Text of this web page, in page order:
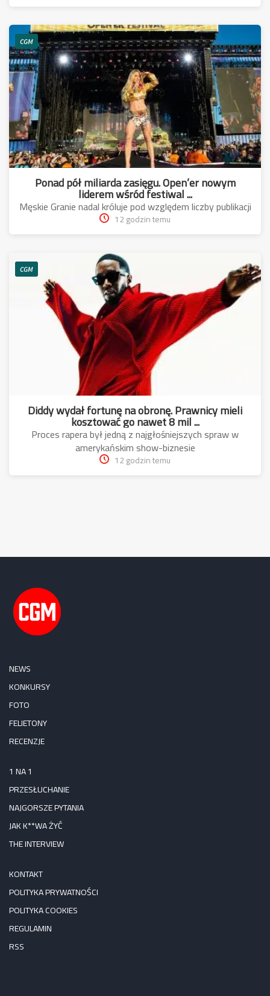
CGM
Ponad pół miliarda zasięgu. Open’er nowym
liderem wśród festiwal ...
Męskie Granie nadal króluje pod względem liczby publikacji
12 godzin temu
CGM
Diddy wydał fortunę na obronę. Prawnicy mieli
kosztować go nawet 8 mil ...
Proces rapera był jedną z najgłośniejszych spraw w
amerykańskim show-biznesie
12 godzin temu
NEWS
KONKURSY
FOTO
FELIETONY
RECENZJE
1 NA 1
PRZESŁUCHANIE
NAJGORSZE PYTANIA
JAK K**WA ŻYĆ
THE INTERVIEW
KONTAKT
POLITYKA PRYWATNOŚCI
POLITYKA COOKIES
REGULAMIN
RSS